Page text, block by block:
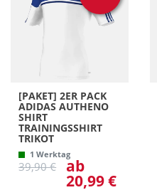
[PAKET] 2ER PACK
ADIDAS AUTHENO
SHIRT
TRAININGSSHIRT
TRIKOT
1 Werktag
39,90 € ab
20,99 €